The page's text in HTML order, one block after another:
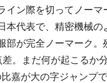
イン際を切ってノーマ
本代表で、精密機械の
部が完全ノーマーク
差。まだ何が起こるか
嘉が大の字ジャンプ